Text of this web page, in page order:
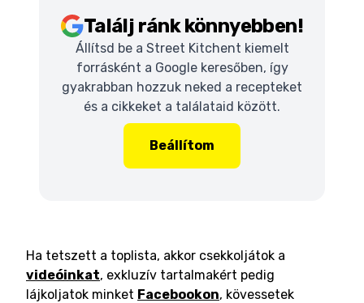
Találj ránk könnyebben!
Állítsd be a Street Kitchent kiemelt
forrásként a Google keresőben, így
gyakrabban hozzuk neked a recepteket
és a cikkeket a találataid között.
Beállítom
Ha tetszett a toplista, akkor csekkoljátok a
videóinkat, exkluzív tartalmakért pedig
lájkoljatok minket Facebookon, kövessetek